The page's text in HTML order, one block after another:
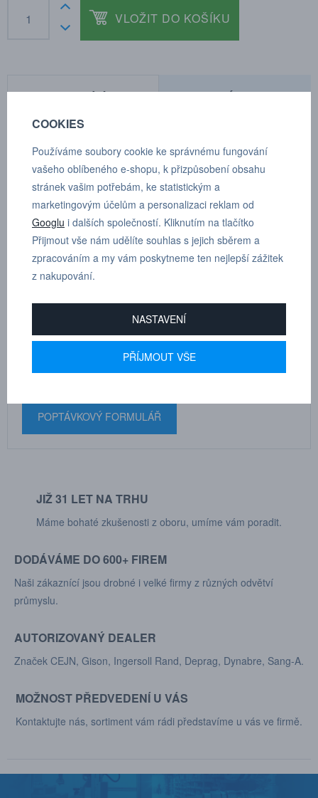
VLOŽIT DO KOŠÍKU
TECHNICKÉ ÚDAJE POPTÁVKA
Úhlové šroubení otočné prodloužené tělo, kónický závit s teflonem,
vnější šestihran R 1/4”, D 6 mm
Dle tloušťky hadice
MARTIN
DRHOLEC
technické poradenství
+420 731 517 942
POPTÁVKOVÝ FORMULÁŘ
JIŽ 31 LET NA TRHU
Máme bohaté zkušenosti z oboru, umíme vám poradit.
DODÁVÁME DO 600+ FIREM
Naši zákaznící jsou drobné i velké firmy z různých odvětví
průmyslu.
AUTORIZOVANÝ DEALER
Značek CEJN, Gison, Ingersoll Rand, Deprag, Dynabre, Sang-A.
MOŽNOST PŘEDVEDENÍ U VÁS
Kontaktujte nás, sortiment vám rádi představíme u vás ve firmě.
COOKIES
Používáme soubory cookie ke správnému fungování
vašeho oblíbeného e-shopu, k přizpůsobení obsahu
stránek vašim potřebám, ke statistickým a
marketingovým účelům a personalizaci reklam od
Googlu i dalších společností. Kliknutím na tlačítko
Přijmout vše nám udělíte souhlas s jejich sběrem a
zpracováním a my vám poskytneme ten nejlepší zážitek
z nakupování.
NASTAVENÍ
PŘÍJMOUT VŠE